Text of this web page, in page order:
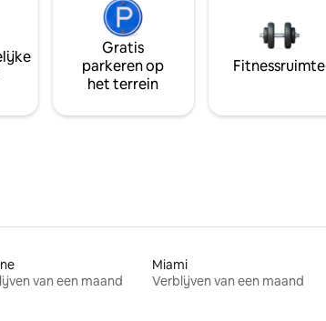
Gratis
parkeren op
het terrein
Fitnessruimte
van een maand
Miami
Verblijven van een maand